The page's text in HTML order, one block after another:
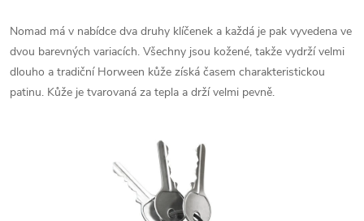
Nomad má v nabídce dva druhy klíčenek a každá je pak vyvedena ve
dvou barevných variacích. Všechny jsou kožené, takže vydrží velmi
dlouho a tradiční Horween kůže získá časem charakteristickou
patinu. Kůže je tvarovaná za tepla a drží velmi pevně.